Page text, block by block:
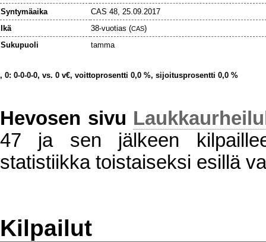
Syntymäaika
CAS 48, 25.09.2017
Ikä
38-vuotias (CAS)
Sukupuoli
tamma
, 0: 0-0-0-0, vs. 0 v€, voittoprosentti 0,0 %, sijoitusprosentti 0,0 %
Hevosen sivu
47 ja sen jälkeen
statistiikka toistaiseksi esillä
Kilpailut